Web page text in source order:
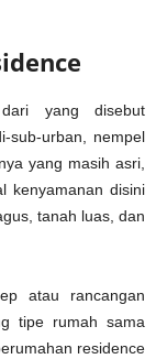
dari yang disebut
sub-urban, nempel
yang masih asri,
kenyamanan disini
tanah luas, dan
atau rancangan
tipe rumah sama
residence